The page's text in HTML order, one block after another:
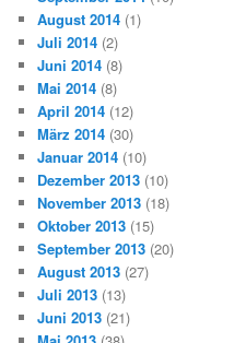
August 2014 (1)
Juli 2014 (2)
Juni 2014 (8)
Mai 2014 (8)
April 2014 (12)
März 2014 (30)
Januar 2014 (10)
Dezember 2013 (10)
November 2013 (18)
Oktober 2013 (15)
September 2013 (20)
August 2013 (27)
Juli 2013 (13)
Juni 2013 (21)